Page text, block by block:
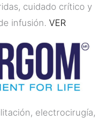
cuidado crítico y
infusión. VER
electrocirugía,